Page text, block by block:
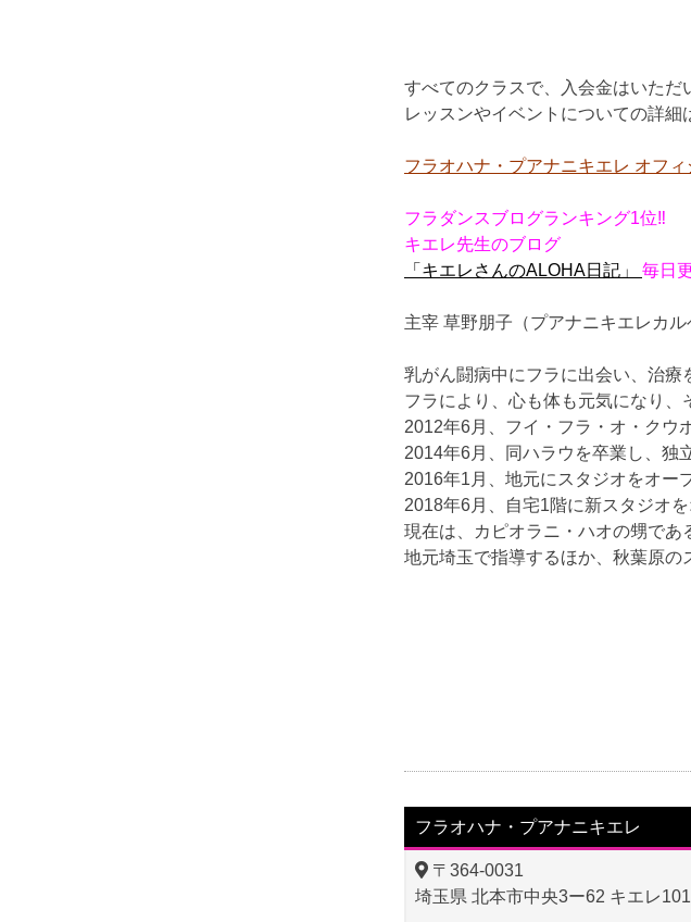
すべてのクラスで、入会金はいただ
レッスンやイベントについての詳細
フラオハナ・プアナニキエレ オフィ
フラダンスブログランキング1位‼︎
キエレ先生のブログ
「キエレさんのALOHA日記」 毎日
主宰 草野朋子（プアナニキエレカ
乳がん闘病中にフラに出会い、治療
フラにより、心も体も元気になり、
2012年6月、フイ・フラ・オ・クウ
2014年6月、同ハラウを卒業し、独
2016年1月、地元にスタジオをオー
2018年6月、自宅1階に新スタジオを
現在は、カピオラニ・ハオの甥であ
地元埼玉で指導するほか、秋葉原の
フラオハナ・プアナニキエレ
〒364-0031
埼玉県 北本市中央3ー62 キエレ101